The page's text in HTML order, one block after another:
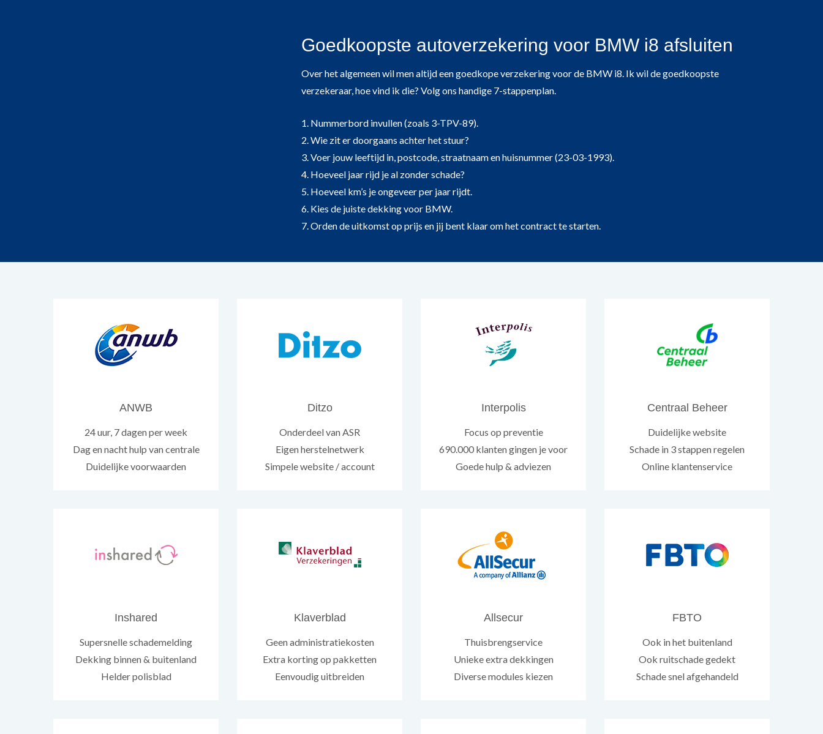
Goedkoopste autoverzekering voor BMW i8 afsluiten
Over het algemeen wil men altijd een goedkope verzekering voor de BMW i8. Ik wil de goedkoopste
verzekeraar, hoe vind ik die? Volg ons handige 7-stappenplan.
1. Nummerbord invullen (zoals 3-TPV-89).
2. Wie zit er doorgaans achter het stuur?
3. Voer jouw leeftijd in, postcode, straatnaam en huisnummer (23-03-1993).
4. Hoeveel jaar rijd je al zonder schade?
5. Hoeveel km’s je ongeveer per jaar rijdt.
6. Kies de juiste dekking voor BMW.
7. Orden de uitkomst op prijs en jij bent klaar om het contract te starten.
ANWB
24 uur, 7 dagen per week
Dag en nacht hulp van centrale
Duidelijke voorwaarden
Ditzo
Onderdeel van ASR
Eigen herstelnetwerk
Simpele website / account
Interpolis
Focus op preventie
690.000 klanten gingen je voor
Goede hulp & adviezen
Centraal Beheer
Duidelijke website
Schade in 3 stappen regelen
Online klantenservice
Inshared
Supersnelle schademelding
Dekking binnen & buitenland
Helder polisblad
Klaverblad
Geen administratiekosten
Extra korting op pakketten
Eenvoudig uitbreiden
Allsecur
Thuisbrengservice
Unieke extra dekkingen
Diverse modules kiezen
FBTO
Ook in het buitenland
Ook ruitschade gedekt
Schade snel afgehandeld